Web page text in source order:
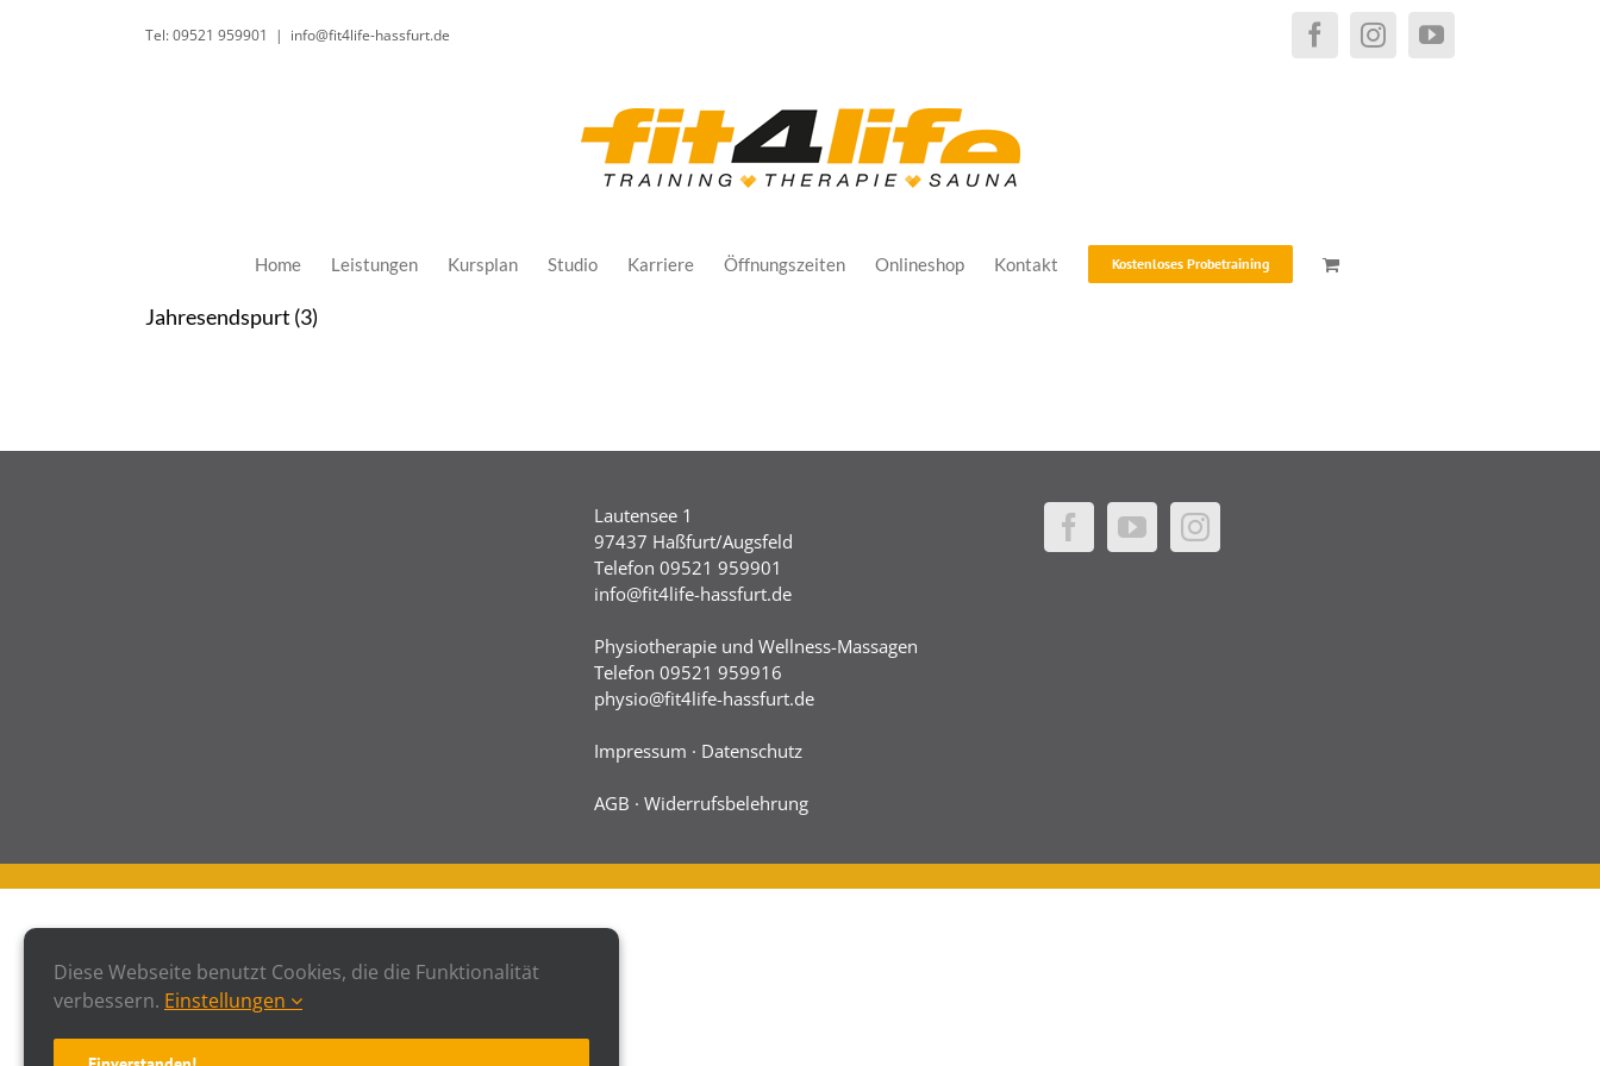
Tel: 09521 959901 | info@fit4life-hassfurt.de FacebookInstagramYouTube
Home Leistungen Kursplan Studio Karriere Öffnungszeiten Onlineshop Kontakt Kostenloses Probetraining
Jahresendspurt (3)
Lautensee 1
97437 Haßfurt/Augsfeld
Telefon 09521 959901
info@fit4life-hassfurt.de
Physiotherapie und Wellness-Massagen
Telefon 09521 959916
physio@fit4life-hassfurt.de
Impressum · Datenschutz
AGB ·Widerrufsbelehrung
Diese Webseite benutzt Cookies, die die Funktionalität
verbessern. Einstellungen